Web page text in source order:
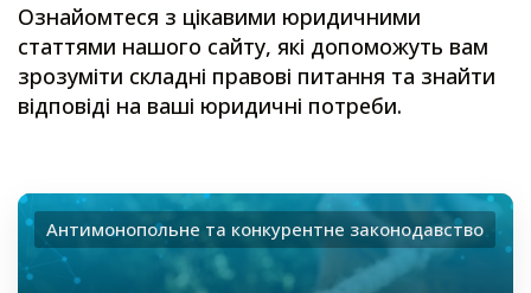
Ознайомтеся з цікавими юридичними
статтями нашого сайту, які допоможуть вам
зрозуміти складні правові питання та знайти
відповіді на ваші юридичні потреби.
Антимонопольне та конкурентне законодавство